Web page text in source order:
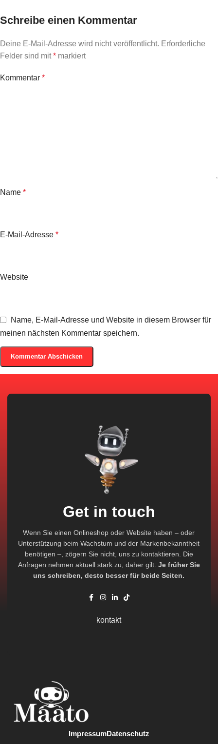
Schreibe einen Kommentar
Deine E-Mail-Adresse wird nicht veröffentlicht. Erforderliche
Felder sind mit* markiert
Kommentar *
Name *
E-Mail-Adresse *
Website
Name, E-Mail-Adresse und Website in diesem Browser für
meinen nächsten Kommentar speichern.
Get in touch
Wenn Sie einen Onlineshop oder Website haben – oder
Unterstützung beim Wachstum und der Markenbekanntheit
benötigen –, zögern Sie nicht, uns zu kontaktieren. Die
Anfragen nehmen aktuell stark zu, daher gilt: Je früher Sie
uns schreiben, desto besser für beide Seiten.
kontakt
ImpressumDatenschutz